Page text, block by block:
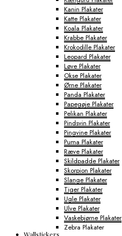
Kanin Plakater
Katte Plakater
Koala Plakater
Krabbe Plakater
Krokodille Plakater
Leopard Plakater
Løve Plakater
Okse Plakater
Ørne Plakater
Panda Plakater
Papegøje Plakater
Pelikan Plakater
Pindsvin Plakater
Pingvine Plakater
Puma Plakater
Ræve Plakater
Skildpadde Plakater
Skorpion Plakater
Slange Plakater
Tiger Plakater
Ugle Plakater
Ulve Plakater
Vaskebjørne Plakater
Zebra Plakater
Wallstickers